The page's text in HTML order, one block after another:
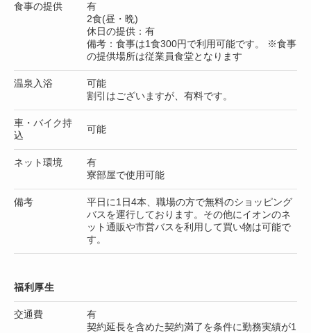
食事の提供
有
2食(昼・晩)
休日の提供：有
備考：食事は1食300円で利用可能です。 ※食事
の提供場所は従業員食堂となります
温泉入浴
可能
割引はございますが、有料です。
車・バイク持
込
可能
ネット環境
有
寮部屋で使用可能
備考
平日に1日4本、職場の方で無料のショッピング
バスを運行しております。その他にイオンのネ
ット通販や市営バスを利用して買い物は可能で
す。
福利厚生
交通費
有
契約延長を含めた契約満了を条件に勤務実績が1